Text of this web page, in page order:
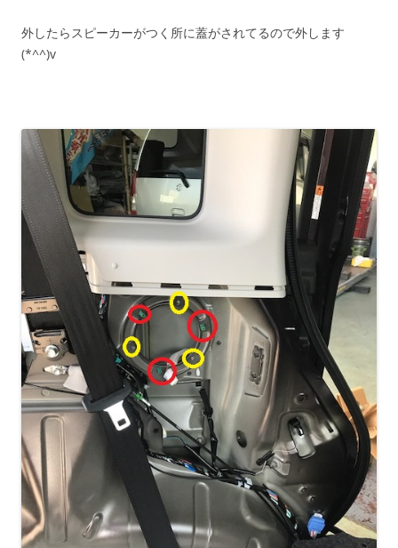
外したらスピーカーがつく所に蓋がされてるので外します
(*^^)v